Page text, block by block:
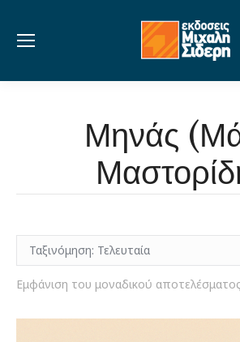
Μηνάς
Εμφάνιση του μοναδικού αποτελέσματος